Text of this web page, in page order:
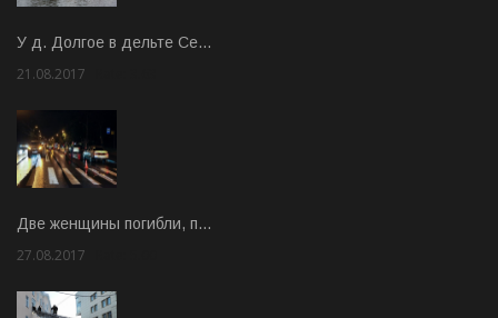
У д. Долгое в дельте Се…
21.08.2017
Две женщины погибли, п…
27.08.2017